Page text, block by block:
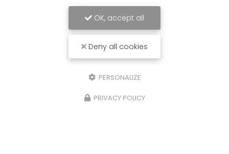
OK, accept all
Deny all cookies
PERSONALIZE
PRIVACY POLICY